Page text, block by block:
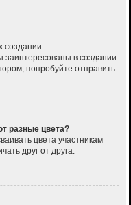
создании
в создании
попробуйте отправить
разные цвета?
цвета участникам
друг от друга.